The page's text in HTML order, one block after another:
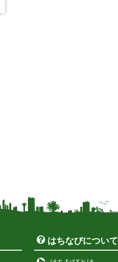
はちなびについて